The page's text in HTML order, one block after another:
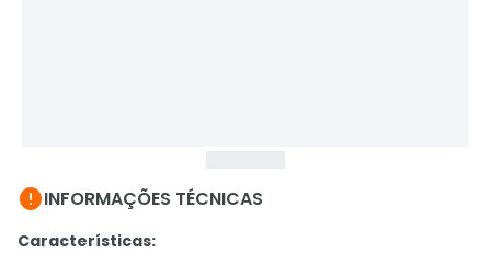
INFORMAÇÕES TÉCNICAS
Características: